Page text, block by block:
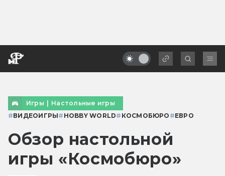
Игры | Настольные игры
#ВИДЕОИГРЫ# HOBBY WORLD# КОСМОБЮРО #ЕВРО
Обзор настольной
игры «Космобюро»